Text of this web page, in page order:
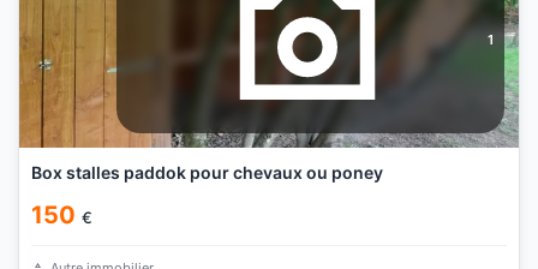
1
Box stalles paddok pour chevaux ou poney
150 €